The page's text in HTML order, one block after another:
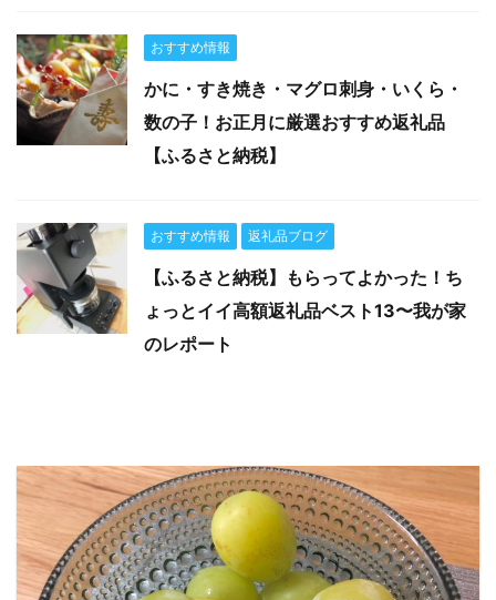
おすすめ情報
かに・すき焼き・マグロ刺身・いくら・
数の子！お正月に厳選おすすめ返礼品
【ふるさと納税】
おすすめ情報 返礼品ブログ
【ふるさと納税】もらってよかった！ち
ょっとイイ高額返礼品ベスト13〜我が家
のレポート